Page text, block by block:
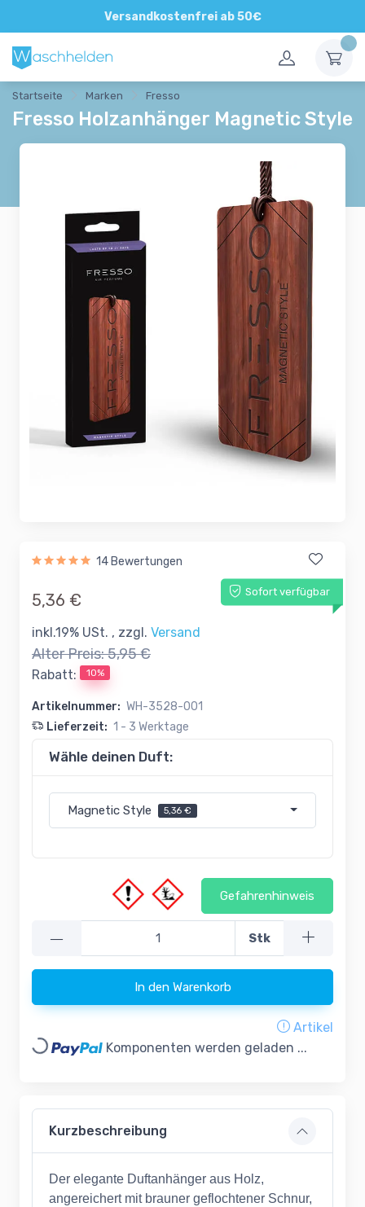
Versandkostenfrei ab 50€
Direkte und persönliche Beratung
Startseite Marken Fresso
Fresso Holzanhänger Magnetic Style
14 Bewertungen
Sofort verfügbar
5,36 €
inkl.19% USt. , zzgl. Versand
Alter Preis:5,95 €
Rabatt: 10%
Artikelnummer: WH-3528-001
Lieferzeit: 1 - 3 Werktage
Wähle deinen Duft:
Magnetic Style 5,36 €
Gefahrenhinweis
— Stk
In den Warenkorb
Artikel
Loading... Komponenten werden geladen ...
Kurzbeschreibung
Der elegante Duftanhänger aus Holz,
angereichert mit brauner geflochtener Schnur,